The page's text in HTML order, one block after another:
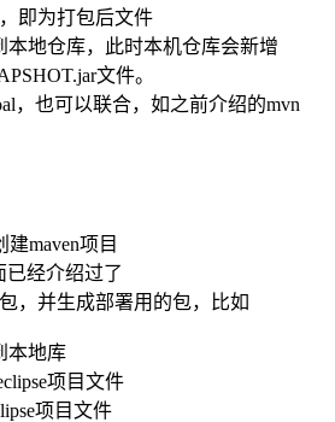
即为打包后文件
本地仓库，此时本机仓库会新增
文件。
，也可以联合，如之前介绍的mvn
建maven项目
已经介绍过了
包，并生成部署用的包，比如
本地库
项目文件
项目文件